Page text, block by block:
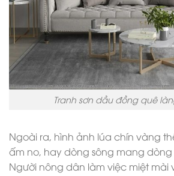
Tranh sơn dầu đồng quê
Ngoài ra, hình ảnh lúa chín vàng
ấm no, hay dòng sông mang
Người nông dân làm việc miệt mài